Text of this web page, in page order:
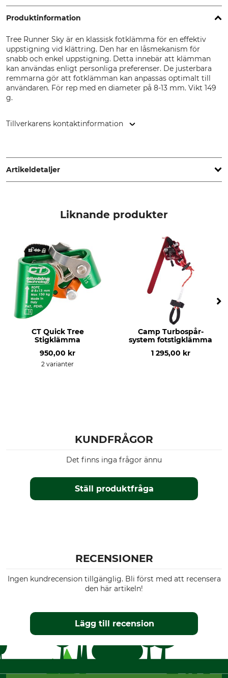
Produktinformation
Tree Runner Sky är en klassisk fotklämma för en effektiv
uppstigning vid klättring. Den har en låsmekanism för
snabb och enkel uppstigning. Detta innebär att klämman
kan användas enligt personliga preferenser. De justerbara
remmarna gör att fotklämman kan anpassas optimalt till
användaren. För rep med en diameter på 8-13 mm. Vikt 149
g.
Tillverkarens kontaktinformation
www.grube.de
Artikeldetaljer
Vikt
149 g
Liknande produkter
CT Quick Tree
Stigklämma
950,00 kr
2 varianter
Camp Turbospår-
system fotstigklämma
1 295,00 kr
KUNDFRÅGOR
Ställ produktfråga
Det finns inga frågor ännu
RECENSIONER
Ingen kundrecension tillgänglig. Bli först med att recensera
den här artikeln!
Lägg till recension